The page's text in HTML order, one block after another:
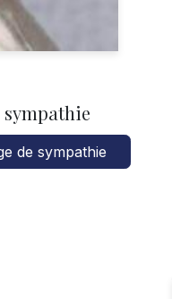
de sympathie